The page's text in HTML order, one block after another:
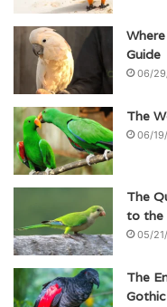
Guide
06/
The
06/
The
to the
05/
The